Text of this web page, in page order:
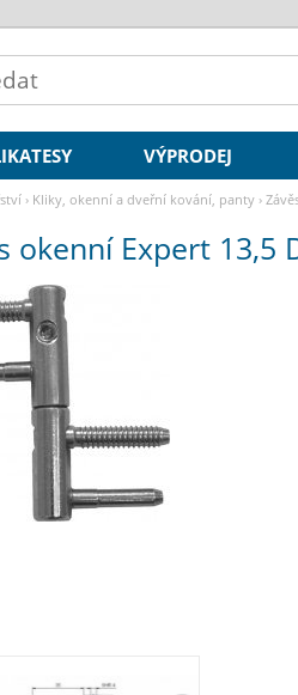
› Kliky, okenní a dveřní kování, panty›
okenní Expert 13,5
VÝPRODEJ